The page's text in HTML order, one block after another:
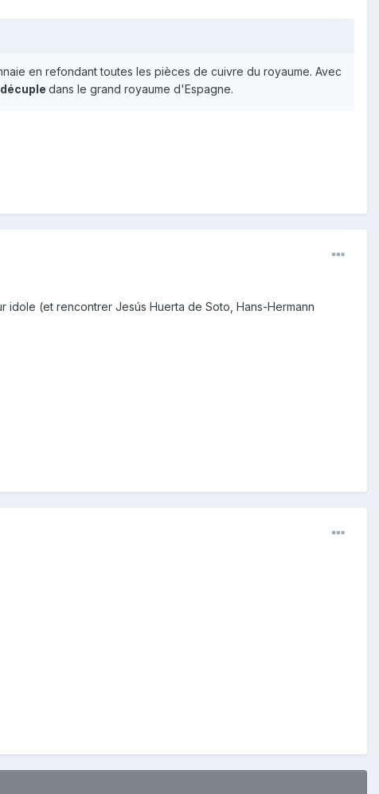
en refondant toutes les pièces de cuivre du royaume. Avec
décuple dans le grand royaume d'Espagne.
idole (et rencontrer Jesús Huerta de Soto, Hans-Hermann